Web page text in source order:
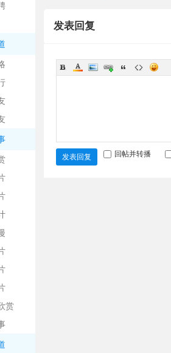
赏
发表回复
发表回复 回帖并转播